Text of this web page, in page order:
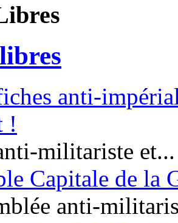
anti-
!
militariste et...
Capitale de la
anti-